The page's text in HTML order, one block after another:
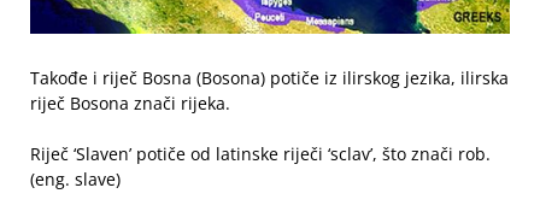
Takođe i riječ Bosna (Bosona) potiče iz ilirskog jezika, ilirska
riječ Bosona znači rijeka.
Riječ ‘Slaven’ potiče od latinske riječi ‘sclav’, što znači rob.
(eng. slave)